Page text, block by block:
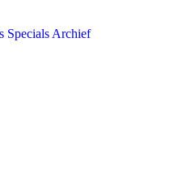
Specials Archief